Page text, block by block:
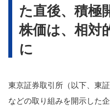
た直後、積極
株価は、相対
に
東京証券取引所（以下、東
などの取り組みを開示した